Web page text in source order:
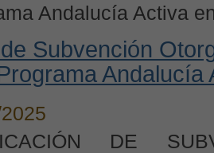
Andalucía Activa
Subvención
Andalucía
DE